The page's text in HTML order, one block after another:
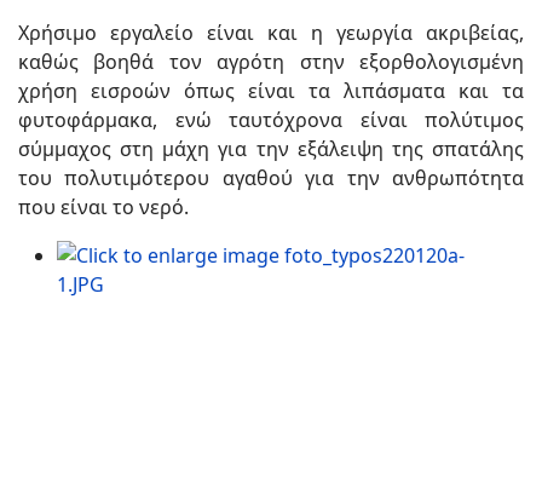
Χρήσιμο εργαλείο είναι και η γεωργία ακριβείας,
καθώς βοηθά τον αγρότη στην εξορθολογισμένη
χρήση εισροών όπως είναι τα λιπάσματα και τα
φυτοφάρμακα, ενώ ταυτόχρονα είναι πολύτιμος
σύμμαχος στη μάχη για την εξάλειψη της σπατάλης
του πολυτιμότερου αγαθού για την ανθρωπότητα
που είναι το νερό.